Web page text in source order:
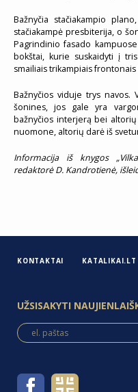
Bažnyčia stačiakampio
stačiakampė presbiterija, o
Pagrindinio fasado
bokštai, kurie suskaidyti į
smailiais trikampiais
Bažnyčios viduje trys
šonines, jos gale yra
bažnyčios interjerą bei
nuomone, altorių darė iš
Informacija iš knygos
redaktorė D. Kandrotienė,
KONTAKTAI KATALIKAI.LT
UŽSISAKYTI